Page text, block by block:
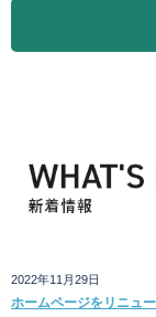
2022年11月29日
ホームページをリニュ